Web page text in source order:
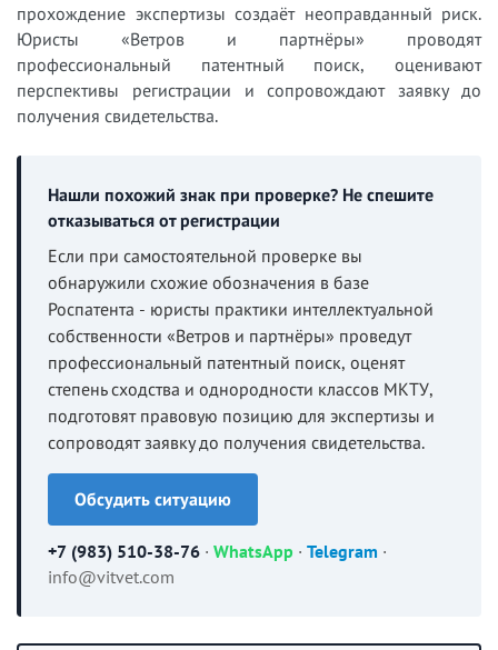
прохождение экспертизы создаёт неоправданный риск.
Юристы «Ветров и партнёры» проводят
профессиональный патентный поиск, оценивают
перспективы регистрации и сопровождают заявку до
получения свидетельства.
Нашли похожий знак при проверке? Не спешите
отказываться от регистрации
Если при самостоятельной проверке вы
обнаружили схожие обозначения в базе
Роспатента - юристы практики интеллектуальной
собственности «Ветров и партнёры» проведут
профессиональный патентный поиск, оценят
степень сходства и однородности классов МКТУ,
подготовят правовую позицию для экспертизы и
сопроводят заявку до получения свидетельства.
Обсудить ситуацию
+7 (983) 510-38-76 · WhatsApp · Telegram ·
info@vitvet.com